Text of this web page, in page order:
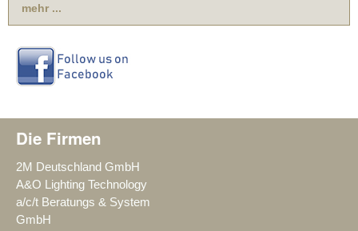
mehr ...
Die Firmen
2M Deutschland GmbH
A&O Lighting Technology
a/c/t Beratungs & System
GmbH